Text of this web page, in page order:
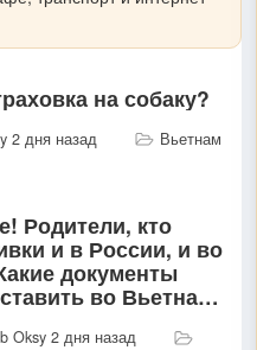
на собаку?
2 дня назад
Вьетнам
Родители, кто
и в России, и во
документы
во Вьетнаме
Oksy 2 дня назад